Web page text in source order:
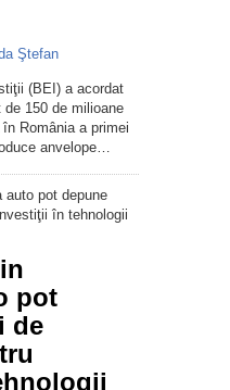
Ştefan
(BEI) a acordat
de 150 de milioane
România a primei
anvelope…
pot
de